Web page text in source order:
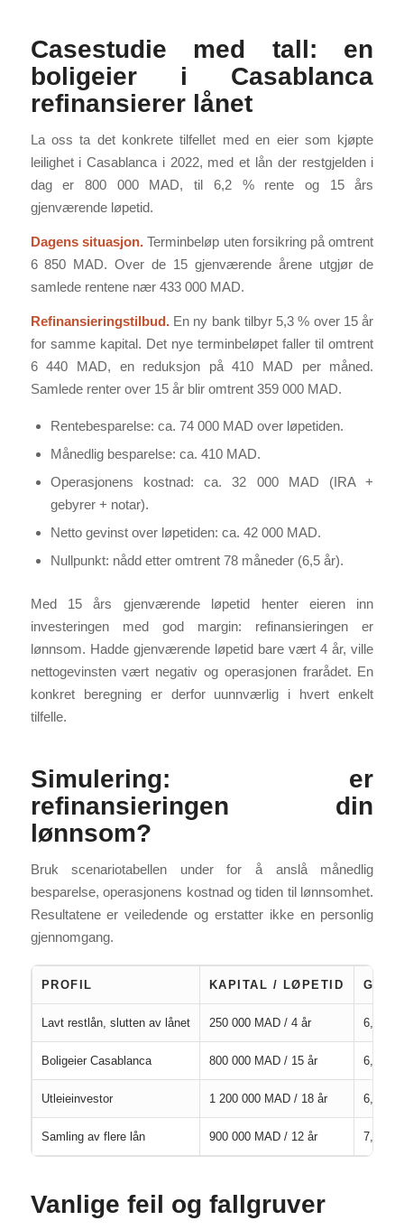
Casestudie med tall: en
boligeier i Casablanca
refinansierer lånet
La oss ta det konkrete tilfellet med en eier som kjøpte
leilighet i Casablanca i 2022, med et lån der restgjelden i
dag er 800 000 MAD, til 6,2 % rente og 15 års
gjenværende løpetid.
Dagens situasjon.Terminbeløp uten forsikring på omtrent
6 850 MAD. Over de 15 gjenværende årene utgjør de
samlede rentene nær 433 000 MAD.
Refinansieringstilbud.En ny bank tilbyr 5,3 % over 15 år
for samme kapital. Det nye terminbeløpet faller til omtrent
6 440 MAD, en reduksjon på 410 MAD per måned.
Samlede renter over 15 år blir omtrent 359 000 MAD.
Rentebesparelse: ca. 74 000 MAD over løpetiden.
Månedlig besparelse: ca. 410 MAD.
Operasjonens kostnad: ca. 32 000 MAD (IRA +
gebyrer + notar).
Netto gevinst over løpetiden: ca. 42 000 MAD.
Nullpunkt: nådd etter omtrent 78 måneder (6,5 år).
Med 15 års gjenværende løpetid henter eieren inn
investeringen med god margin: refinansieringen er
lønnsom. Hadde gjenværende løpetid bare vært 4 år, ville
nettogevinsten vært negativ og operasjonen frarådet. En
konkret beregning er derfor uunnværlig i hvert enkelt
tilfelle.
Simulering: er
refinansieringen din
lønnsom?
Bruk scenariotabellen under for å anslå månedlig
besparelse, operasjonens kostnad og tiden til lønnsomhet.
Resultatene er veiledende og erstatter ikke en personlig
gjennomgang.
PROFIL KAPITAL / LØPETID
Lavt restlån, slutten av lånet 250 000 MAD / 4 år 6,0 %
Boligeier Casablanca 800 000 MAD / 15 år 6,2 %
Utleieinvestor 1 200 000 MAD / 18 år 6,5 %
Samling av flere lån 900 000 MAD / 12 år 7,0 %
Vanlige feil og fallgruver